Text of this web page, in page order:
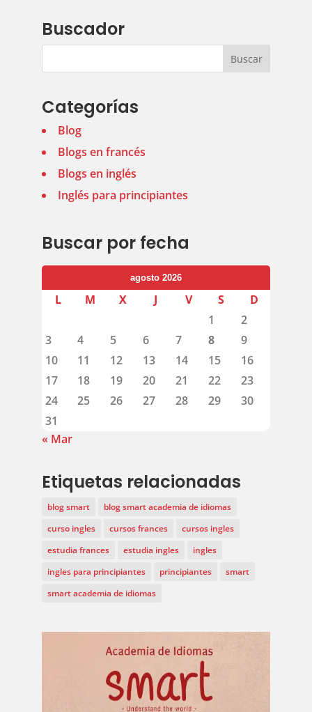
Buscador
Categorías
Blog
Blogs en francés
Blogs en inglés
Inglés para principiantes
Buscar por fecha
agosto 2026
L M X J V S
D
1
2
3
4 5 6 7 8
9
10
11 12 13 14 15
16
17
18 19 20 21 22
23
24
25 26 27 28 29
30
31
« Mar
Etiquetas relacionadas
blog smart
blog smart academia de idiomas
curso ingles
cursos frances
cursos ingles
estudia frances
estudia ingles
ingles
ingles para principiantes
principiantes
smart
smart academia de idiomas